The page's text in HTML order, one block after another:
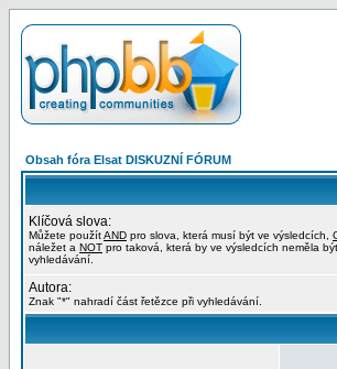
Obsah fóra Elsat DISKUZNÍ FÓRUM
Klíčová slova:
Můžete použítAND pro slova, která musí být ve výsledcích,
náležet a NOT pro taková, která by ve výsledcích neměla
vyhledávání.
Autora:
Znak "*" nahradí část řetězce při vyhledávání.